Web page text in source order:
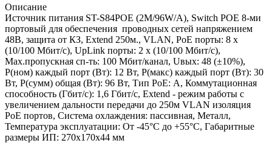
Описание
Источник питания ST-S84POE (2M/96W/A), Switch POE 8-ми
портовый для обеспечения проводных сетей напряжением
48В, защита от КЗ, Extend 250м., VLAN, PoE порты: 8 х
(10/100 Мбит/с), UpLink порты: 2 х (10/100 Мбит/с),
Max.пропускная сп-ть: 100 Мбит/канал, Uвых: 48 (±10%),
Р(ном) каждый порт (Вт): 12 Вт, Р(макс) каждый порт (Вт): 30
Вт, Р(сумм) общая (Вт): 96 Вт, Тип РоЕ: А, Коммутационная
способность (Гбит/с): 1,6 Гбит/с, Extend - режим работы с
увеличением дальности передачи до 250м VLAN изоляция
РоЕ портов, Система охлаждения: пассивная, Металл,
Температура эксплуатации: От -45°C до +55°C, Габаритные
размеры ИП: 270x170x44 мм